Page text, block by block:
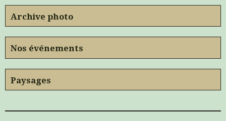
Archive photo
Nos événements
Paysages